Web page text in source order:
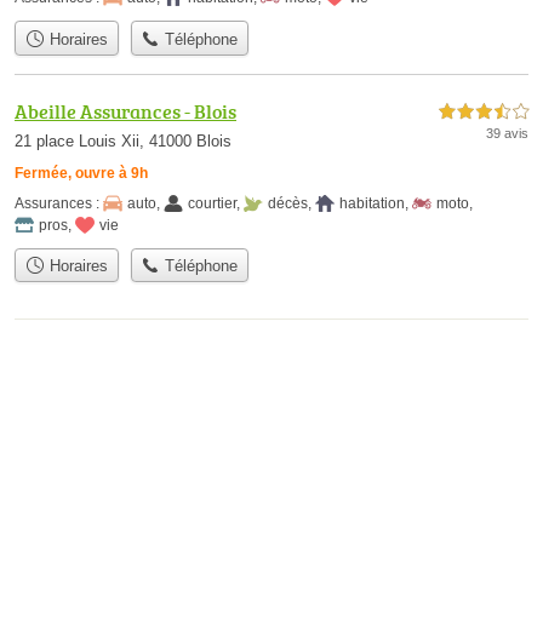
Horaires Téléphone
Abeille Assurances - Blois
21 place Louis Xii, 41000 Blois
Fermée, ouvre à 9h
3,5 étoiles sur 5
39 avis
Assurances : auto courtier, décès habitation moto
pros
vie
Horaires Téléphone